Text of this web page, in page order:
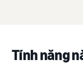
Tính năng